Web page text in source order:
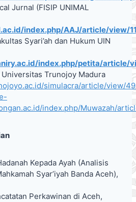
Jurnal (FISIP UNIMAL
index.php/AAJ/article/view/
Syari’ah dan Hukum UIN
index.php/petita/article/
Trunojoy Madura
simulacra/article/view/
index.php/Muwazah/
Kepada Ayah (Analisis
Syar’iyah Banda Aceh),
Perkawinan di Aceh,